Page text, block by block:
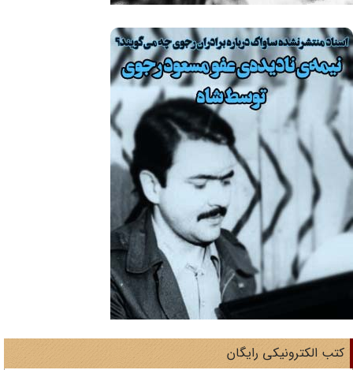
الکترونیکی رایگان